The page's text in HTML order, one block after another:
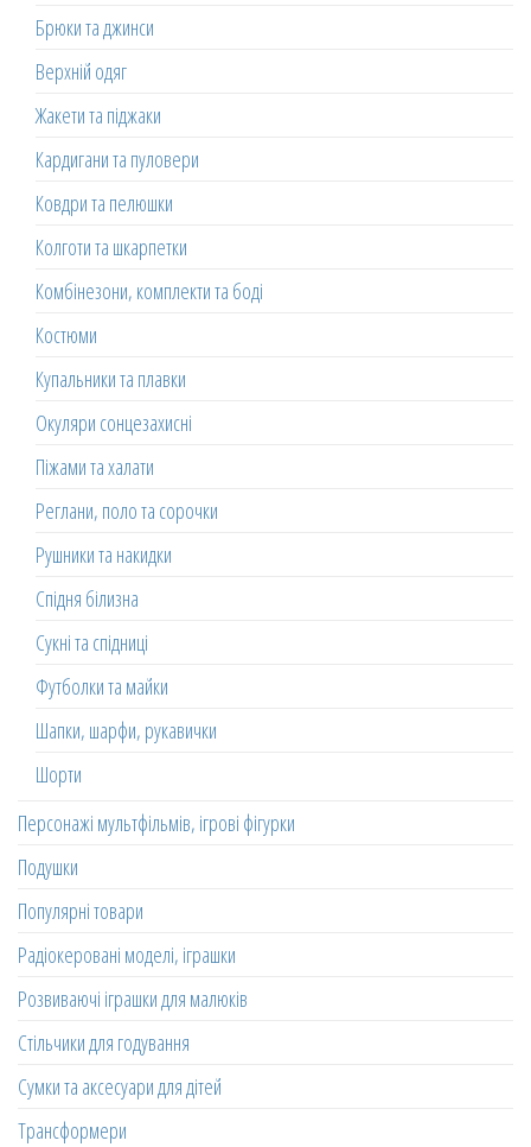
Брюки та джинси
Верхній одяг
Жакети та піджаки
Кардигани та пуловери
Ковдри та пелюшки
Колготи та шкарпетки
Комбінезони, комплекти та боді
Костюми
Купальники та плавки
Окуляри сонцезахисні
Піжами та халати
Реглани, поло та сорочки
Рушники та накидки
Спідня білизна
Сукні та спідниці
Футболки та майки
Шапки, шарфи, рукавички
Шорти
Персонажі мультфільмів, ігрові фігурки
Подушки
Популярні товари
Радіокеровані моделі, іграшки
Розвиваючі іграшки для малюків
Стільчики для годування
Сумки та аксесуари для дітей
Трансформери